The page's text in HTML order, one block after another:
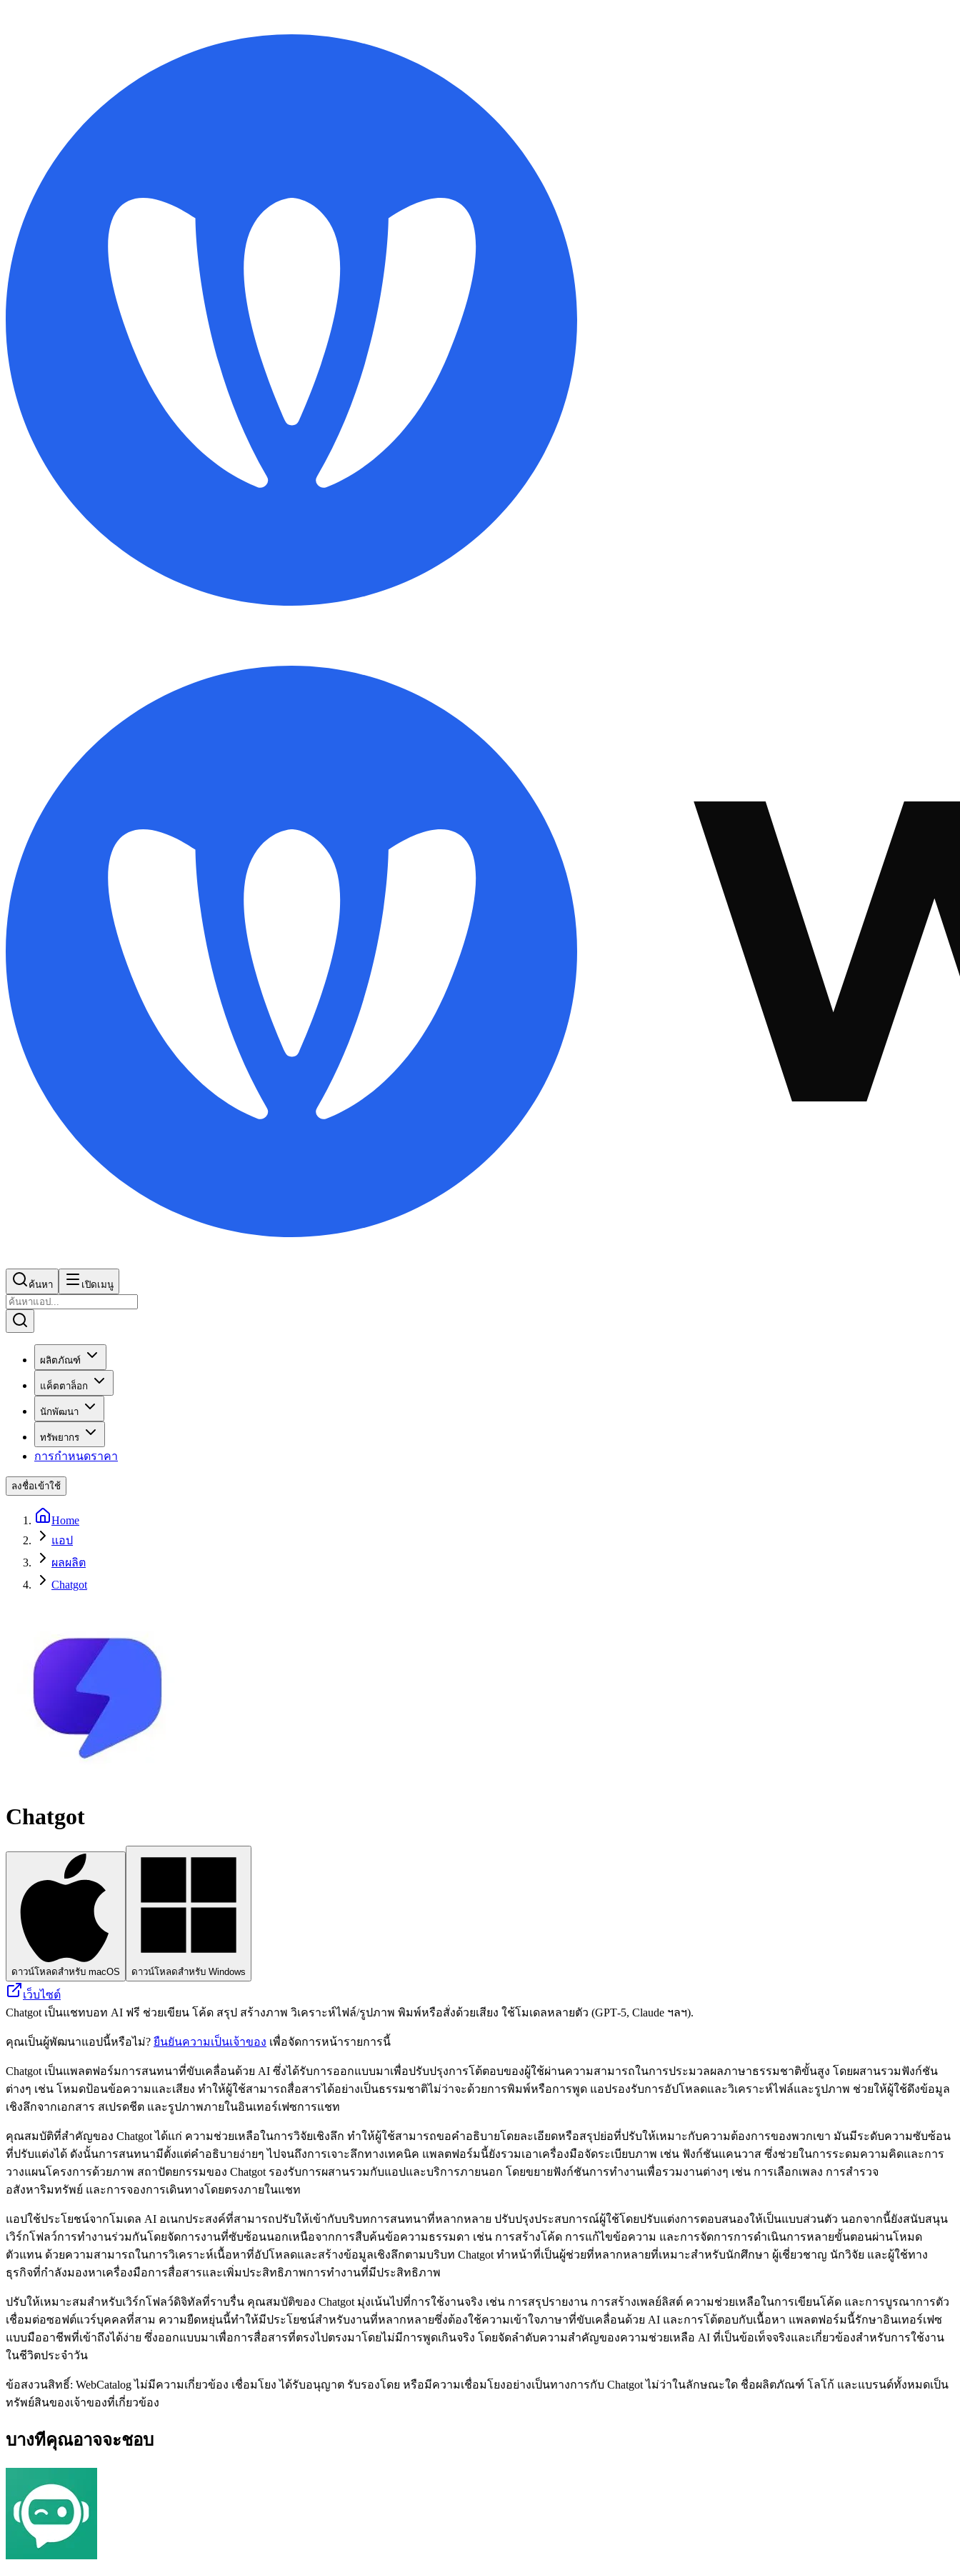
ค้นหา เปิดเมนู
ผลิตภัณฑ์
แค็ตตาล็อก
นักพัฒนา
ทรัพยากร
การกำหนดราคา
ลงชื่อเข้าใช้
Home
แอป
ผลผลิต
Chatgot
Chatgot
ดาวน์โหลดสำหรับ macOS ดาวน์โหลดสำหรับ Windows
เว็บไซต์
Chatgot เป็นแชทบอท AI ฟรี ช่วยเขียน โค้ด สรุป สร้างภาพ วิเคราะห์ไฟล์/รูปภาพ พิมพ์หรือสั่งด้วยเสียง ใช้โมเดลหลายตัว (GPT‑5, Claude ฯลฯ).
คุณเป็นผู้พัฒนาแอปนี้หรือไม่? ยืนยันความเป็นเจ้าของ เพื่อจัดการหน้ารายการนี้
Chatgot เป็นแพลตฟอร์มการสนทนาที่ขับเคลื่อนด้วย AI ซึ่งได้รับการออกแบบมาเพื่อปรับปรุงการโต้ตอบของผู้ใช้ผ่านความสามารถในการประมวลผลภาษาธรรมชาติขั้นสูง โดยผสานรวมฟังก์ชัน
ต่างๆ เช่น โหมดป้อนข้อความและเสียง ทำให้ผู้ใช้สามารถสื่อสารได้อย่างเป็นธรรมชาติไม่ว่าจะด้วยการพิมพ์หรือการพูด แอปรองรับการอัปโหลดและวิเคราะห์ไฟล์และรูปภาพ ช่วยให้ผู้ใช้ดึงข้อมูล
เชิงลึกจากเอกสาร สเปรดชีต และรูปภาพภายในอินเทอร์เฟซการแชท
คุณสมบัติที่สำคัญของ Chatgot ได้แก่ ความช่วยเหลือในการวิจัยเชิงลึก ทำให้ผู้ใช้สามารถขอคำอธิบายโดยละเอียดหรือสรุปย่อที่ปรับให้เหมาะกับความต้องการของพวกเขา มันมีระดับความซับซ้อน
ที่ปรับแต่งได้ ดังนั้นการสนทนามีตั้งแต่คำอธิบายง่ายๆ ไปจนถึงการเจาะลึกทางเทคนิค แพลตฟอร์มนี้ยังรวมเอาเครื่องมือจัดระเบียบภาพ เช่น ฟังก์ชันแคนวาส ซึ่งช่วยในการระดมความคิดและการ
วางแผนโครงการด้วยภาพ สถาปัตยกรรมของ Chatgot รองรับการผสานรวมกับแอปและบริการภายนอก โดยขยายฟังก์ชันการทำงานเพื่อรวมงานต่างๆ เช่น การเลือกเพลง การสำรวจ
อสังหาริมทรัพย์ และการจองการเดินทางโดยตรงภายในแชท
แอปใช้ประโยชน์จากโมเดล AI อเนกประสงค์ที่สามารถปรับให้เข้ากับบริบทการสนทนาที่หลากหลาย ปรับปรุงประสบการณ์ผู้ใช้โดยปรับแต่งการตอบสนองให้เป็นแบบส่วนตัว นอกจากนี้ยังสนับสนุน
เวิร์กโฟลว์การทำงานร่วมกันโดยจัดการงานที่ซับซ้อนนอกเหนือจากการสืบค้นข้อความธรรมดา เช่น การสร้างโค้ด การแก้ไขข้อความ และการจัดการการดำเนินการหลายขั้นตอนผ่านโหมด
ตัวแทน ด้วยความสามารถในการวิเคราะห์เนื้อหาที่อัปโหลดและสร้างข้อมูลเชิงลึกตามบริบท Chatgot ทำหน้าที่เป็นผู้ช่วยที่หลากหลายที่เหมาะสำหรับนักศึกษา ผู้เชี่ยวชาญ นักวิจัย และผู้ใช้ทาง
ธุรกิจที่กำลังมองหาเครื่องมือการสื่อสารและเพิ่มประสิทธิภาพการทำงานที่มีประสิทธิภาพ
ปรับให้เหมาะสมสำหรับเวิร์กโฟลว์ดิจิทัลที่ราบรื่น คุณสมบัติของ Chatgot มุ่งเน้นไปที่การใช้งานจริง เช่น การสรุปรายงาน การสร้างเพลย์ลิสต์ ความช่วยเหลือในการเขียนโค้ด และการบูรณาการตัว
เชื่อมต่อซอฟต์แวร์บุคคลที่สาม ความยืดหยุ่นนี้ทำให้มีประโยชน์สำหรับงานที่หลากหลายซึ่งต้องใช้ความเข้าใจภาษาที่ขับเคลื่อนด้วย AI และการโต้ตอบกับเนื้อหา แพลตฟอร์มนี้รักษาอินเทอร์เฟซ
แบบมืออาชีพที่เข้าถึงได้ง่าย ซึ่งออกแบบมาเพื่อการสื่อสารที่ตรงไปตรงมาโดยไม่มีการพูดเกินจริง โดยจัดลำดับความสำคัญของความช่วยเหลือ AI ที่เป็นข้อเท็จจริงและเกี่ยวข้องสำหรับการใช้งาน
ในชีวิตประจำวัน
ข้อสงวนสิทธิ์: WebCatalog ไม่มีความเกี่ยวข้อง เชื่อมโยง ได้รับอนุญาต รับรองโดย หรือมีความเชื่อมโยงอย่างเป็นทางการกับ Chatgot ไม่ว่าในลักษณะใด ชื่อผลิตภัณฑ์ โลโก้ และแบรนด์ทั้งหมดเป็น
ทรัพย์สินของเจ้าของที่เกี่ยวข้อง
บางทีคุณอาจจะชอบ